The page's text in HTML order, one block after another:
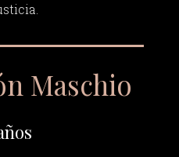
Maschio